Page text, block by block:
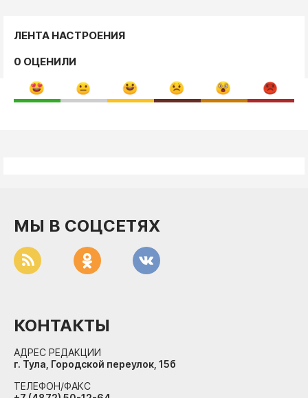
ЛЕНТА НАСТРОЕНИЯ
0 ОЦЕНИЛИ
МЫ В СОЦСЕТЯХ
КОНТАКТЫ
АДРЕС РЕДАКЦИИ
г. Тула, Городской переулок, 15б
ТЕЛЕФОН/ФАКС